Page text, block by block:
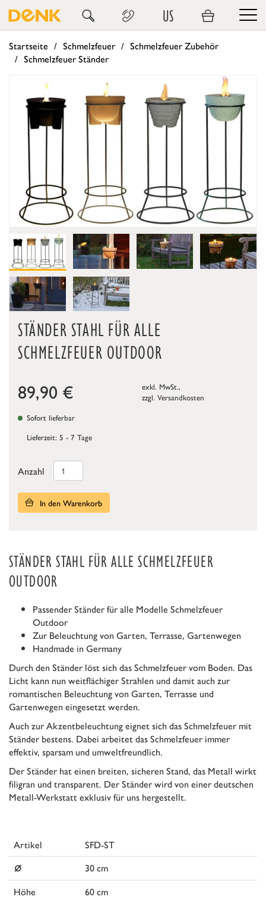
US
Startseite Schmelzfeuer
Schmelzfeuer Zubehör
Schmelzfeuer Ständer
STÄNDER STAHL FÜR ALLE
SCHMELZFEUER OUTDOOR
89,90 €
exkl. MwSt.,
zzgl. Versandkosten
Sofort lieferbar
Lieferzeit: 5 - 7 Tage
Anzahl
In den Warenkorb
STÄNDER STAHL FÜR ALLE SCHMELZFEUER
OUTDOOR
Passender Ständer für alle Modelle Schmelzfeuer
Outdoor
Zur Beleuchtung von Garten, Terrasse, Gartenwegen
Handmade in Germany
Durch den Ständer löst sich das Schmelzfeuer vom Boden. Das
Licht kann nun weitflächiger Strahlen und damit auch zur
romantischen Beleuchtung von Garten, Terrasse und
Gartenwegen eingesetzt werden.
Auch zur Akzentbeleuchtung eignet sich das Schmelzfeuer mit
Ständer bestens. Dabei arbeitet das Schmelzfeuer immer
effektiv, sparsam und umweltfreundlich.
Der Ständer hat einen breiten, sicheren Stand, das Metall wirkt
filigran und transparent. Der Ständer wird von einer deutschen
Metall-Werkstatt exklusiv für uns hergestellt.
Artikel SFD-ST
⌀
30 cm
Höhe
60 cm